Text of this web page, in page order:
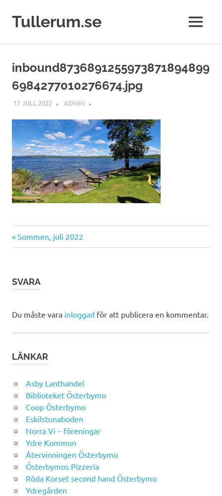
innehåll
Tullerum.se MENY
inbound8736891255973871894899
6984277010276674.jpg
17 JULI, 2022 ADMIN
Inläggsnavigering
Föregående
inlägg:
Sommen, juli 2022
SVARA
Du måste vara inloggad för att publicera en kommentar.
LÄNKAR
Asby Lanthandel
Biblioteket Österbymo
Coop Österbymo
Eskilstunaboden
Norra Vi – föreningar
Ydre Kommun
Återvinningen Österbymo
Österbymos Pizzeria
Röda Korset second hand Österbymo
Ydregården